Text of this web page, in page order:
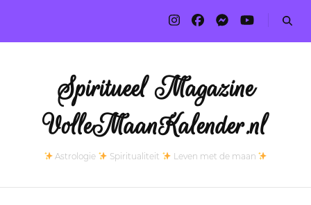
Spiritueel Magazine
VolleMaanKalender.nl
Astrologie Spiritualiteit Leven met de maan